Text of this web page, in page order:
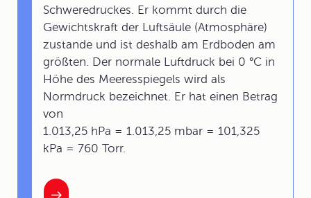
Schweredruckes. Er kommt durch die
Gewichtskraft der Luftsäule (Atmosphäre)
zustande und ist deshalb am Erdboden am
größten. Der normale Luftdruck bei 0 °C in
Höhe des Meeresspiegels wird als
Normdruck bezeichnet. Er hat einen Betrag
von
1.013,25 hPa = 1.013,25 mbar = 101,325
kPa = 760 Torr.